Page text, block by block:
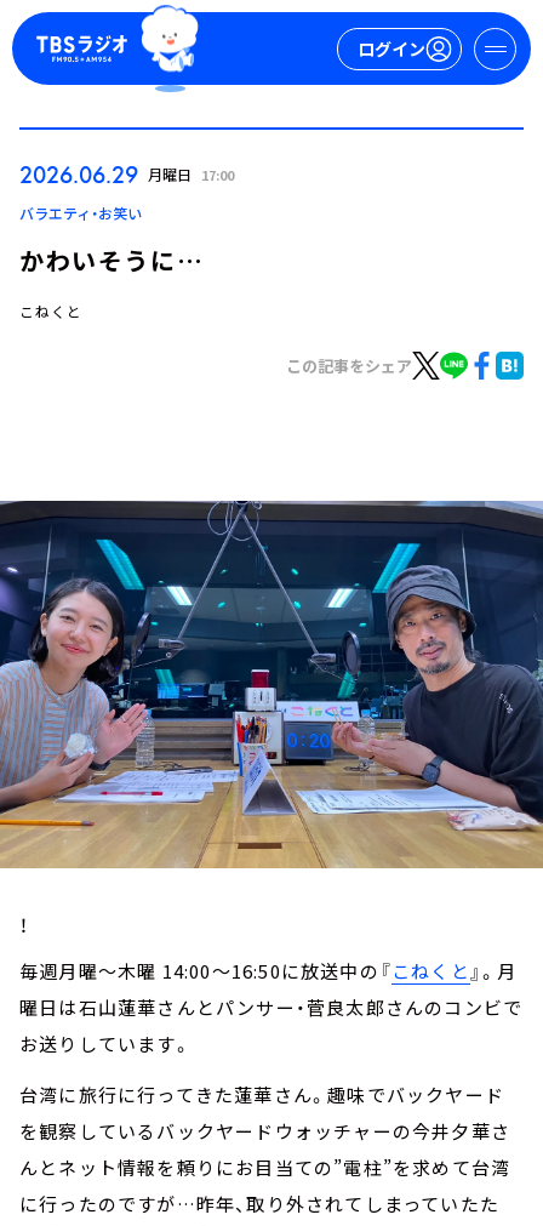
ログイン
ログイン
トピックス
TBS Podcast
お知らせ
イベント・グッズ
YouTube
会社情報
2026.06.29 月曜日 17:00
バラエティ・お笑い
かわいそうに…
こねくと
この記事をシェア
！
毎週月曜～木曜 14:00～16:50に放送中の『こねくと』。月
曜日は石山蓮華さんとパンサー・菅良太郎さんのコンビで
お送りしています。
台湾に旅行に行ってきた蓮華さん。趣味でバックヤード
を観察しているバックヤードウォッチャーの今井夕華さ
んとネット情報を頼りにお目当ての”電柱”を求めて台湾
に行ったのですが…昨年、取り外されてしまっていたた